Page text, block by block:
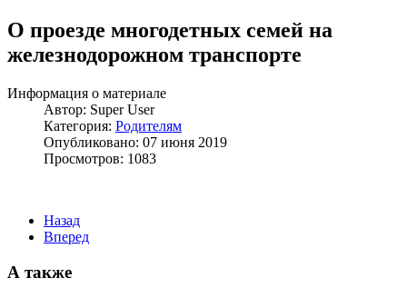
О проезде многодетных семей на
железнодорожном транспорте
Информация о материале
Автор: Super User
Категория: Родителям
Опубликовано: 07 июня 2019
Просмотров: 1083
Назад
Вперед
А также